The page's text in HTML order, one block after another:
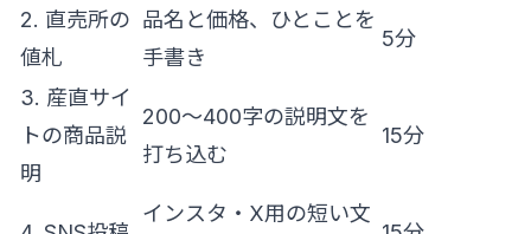
2. 直売所の
値札
品名と価格、ひとことを
手書き
5分
3. 産直サイ
トの商品説
明
200〜400字の説明文を
打ち込む
15分
インスタ・X用の短い文